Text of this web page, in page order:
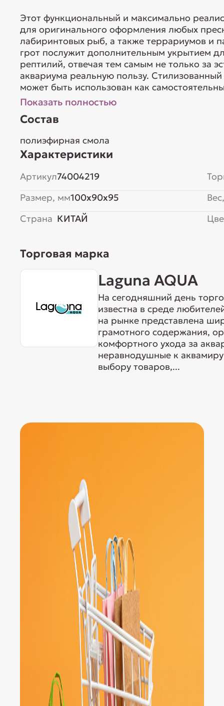
Этот функциональный и максимально
для оригинального оформления любых
лабиринтовых рыб, а также террариумов и
грот послужит дополнительным укрытием
рептилий, отвечая тем самым не только за
аквариума реальную пользу.
может быть использован как
Показать полностью
Состав
полиэфирная смола
Характеристики
Артикул74004219
Размер, мм100x90x95
Страна КИТАЙ
Торговая марка
Laguna AQUA
На сегодняшний день
известна в среде
на рынке представлена
грамотного содержания,
комфортного ухода за
неравнодушные к
выбору товаров,...